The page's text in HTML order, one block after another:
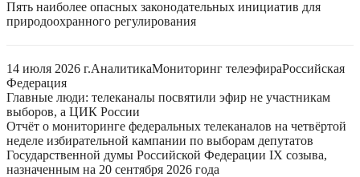
Пять наиболее опасных законодательных инициатив для
природоохранного регулирования
14 июля 2026 г.АналитикаМониторинг телеэфираРоссийская
Федерация
Главные люди: телеканалы посвятили эфир не участникам
выборов, а ЦИК России
Отчёт о мониторинге федеральных телеканалов на четвёртой
неделе избирательной кампании по выборам депутатов
Государственной думы Российской Федерации IX созыва,
назначенным на 20 сентября 2026 года